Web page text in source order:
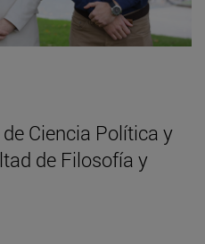
Ciencia Política y
de Filosofía y